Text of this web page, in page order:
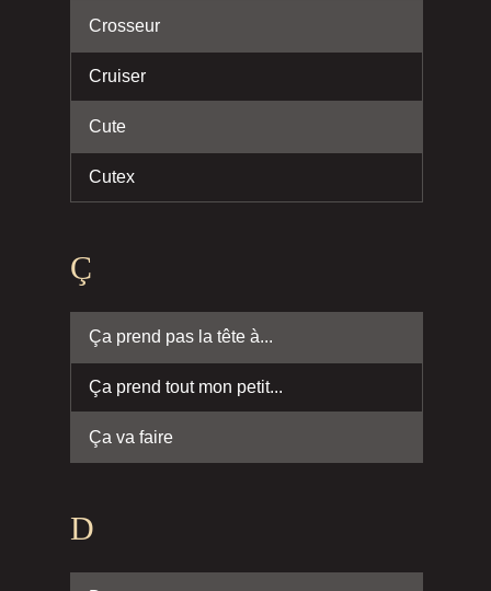
Crosseur
Cruiser
Cute
Cutex
Ç
Ça prend pas la tête à...
Ça prend tout mon petit...
Ça va faire
D